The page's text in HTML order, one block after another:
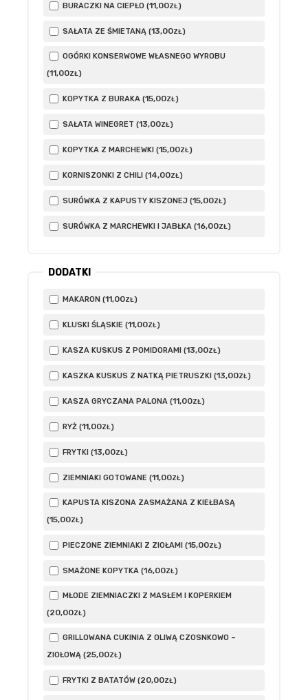
BURACZKI NA CIEPŁO (11,00ZŁ)
SAŁATA ZE ŚMIETANĄ (13,00ZŁ)
OGÓRKI KONSERWOWE WŁASNEGO WYROBU
(11,00ZŁ)
KOPYTKA Z BURAKA (15,00ZŁ)
SAŁATA WINEGRET (13,00ZŁ)
KOPYTKA Z MARCHEWKI (15,00ZŁ)
KORNISZONKI Z CHILI (14,00ZŁ)
SURÓWKA Z KAPUSTY KISZONEJ (15,00ZŁ)
SURÓWKA Z MARCHEWKI I JABŁKA (16,00ZŁ)
DODATKI
MAKARON (11,00ZŁ)
KLUSKI ŚLĄSKIE (11,00ZŁ)
KASZA KUSKUS Z POMIDORAMI (13,00ZŁ)
KASZKA KUSKUS Z NATKĄ PIETRUSZKI (13,00ZŁ)
KASZA GRYCZANA PALONA (11,00ZŁ)
RYŻ (11,00ZŁ)
FRYTKI (13,00ZŁ)
ZIEMNIAKI GOTOWANE (11,00ZŁ)
KAPUSTA KISZONA ZASMAŻANA Z KIEŁBASĄ
(15,00ZŁ)
PIECZONE ZIEMNIAKI Z ZIOŁAMI (15,00ZŁ)
SMAŻONE KOPYTKA (16,00ZŁ)
MŁODE ZIEMNIACZKI Z MASŁEM I KOPERKIEM
(20,00ZŁ)
GRILLOWANA CUKINIA Z OLIWĄ CZOSNKOWO –
ZIOŁOWĄ (25,00ZŁ)
FRYTKI Z BATATÓW (20,00ZŁ)